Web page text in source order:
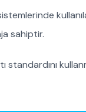
sahiptir.